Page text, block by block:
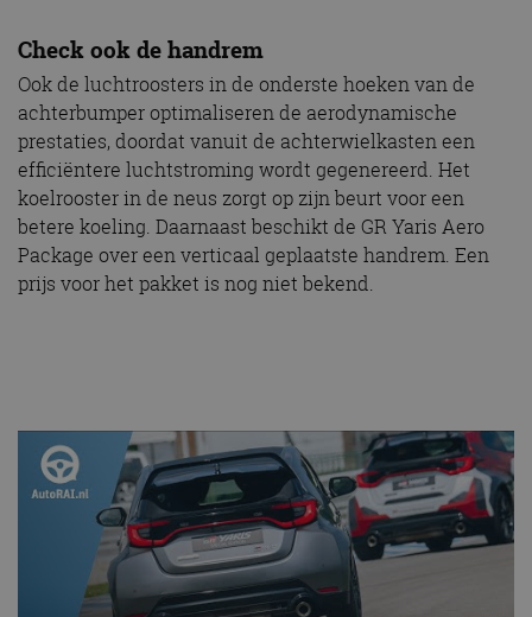
Check ook de handrem
Ook de luchtroosters in de onderste hoeken van de
achterbumper optimaliseren de aerodynamische
prestaties, doordat vanuit de achterwielkasten een
efficiëntere luchtstroming wordt gegenereerd. Het
koelrooster in de neus zorgt op zijn beurt voor een
betere koeling. Daarnaast beschikt de GR Yaris Aero
Package over een verticaal geplaatste handrem. Een
prijs voor het pakket is nog niet bekend.